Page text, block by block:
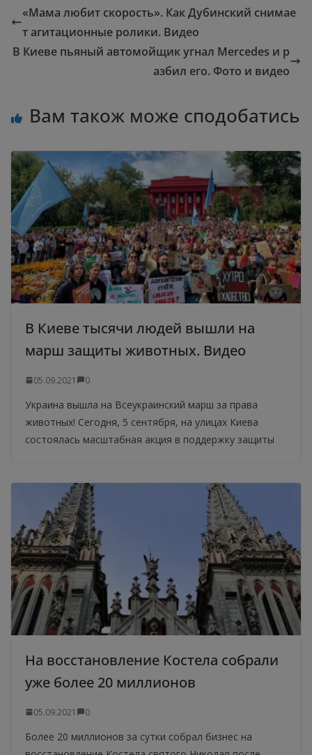
«Мама любит скорость». Как Дубинский снимае
т агитационные ролики. Видео
В Киеве пьяный автомойщик угнал Mercedes и р
азбил его. Фото и видео
Вам також може сподобатись
В Киеве тысячи людей вышли на
марш защиты животных. Видео
05.09.2021 0
Украина вышла на Всеукраинский марш за права
животных! Сегодня, 5 сентября, на улицах Киева
состоялась масштабная акция в поддержку защиты
На восстановление Костела собрали
уже более 20 миллионов
05.09.2021 0
Более 20 миллионов за сутки собрал бизнес на